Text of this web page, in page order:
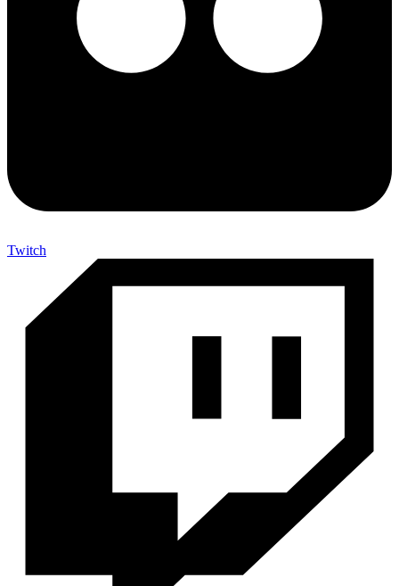
Twitch